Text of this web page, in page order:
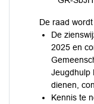
De raad
De
2025 en
Jeugdhulp
dienen,
Kennis te